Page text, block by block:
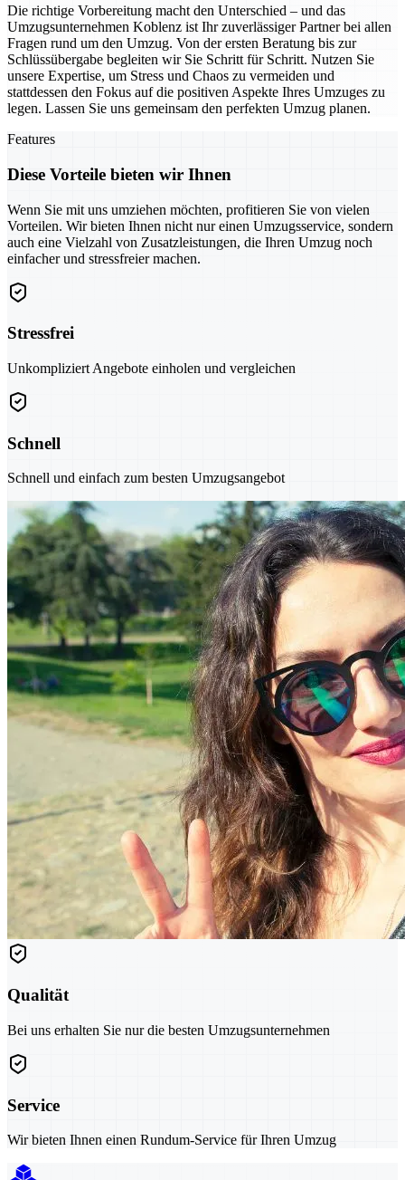
Die richtige Vorbereitung macht den Unterschied – und das
Umzugsunternehmen Koblenz ist Ihr zuverlässiger Partner bei allen
Fragen rund um den Umzug. Von der ersten Beratung bis zur
Schlüssübergabe begleiten wir Sie Schritt für Schritt. Nutzen Sie
unsere Expertise, um Stress und Chaos zu vermeiden und
stattdessen den Fokus auf die positiven Aspekte Ihres Umzuges zu
legen. Lassen Sie uns gemeinsam den perfekten Umzug planen.
Features
Diese Vorteile bieten wir Ihnen
Wenn Sie mit uns umziehen möchten, profitieren Sie von vielen
Vorteilen. Wir bieten Ihnen nicht nur einen Umzugsservice, sondern
auch eine Vielzahl von Zusatzleistungen, die Ihren Umzug noch
einfacher und stressfreier machen.
Stressfrei
Unkompliziert Angebote einholen und vergleichen
Schnell
Schnell und einfach zum besten Umzugsangebot
Qualität
Bei uns erhalten Sie nur die besten Umzugsunternehmen
Service
Wir bieten Ihnen einen Rundum-Service für Ihren Umzug